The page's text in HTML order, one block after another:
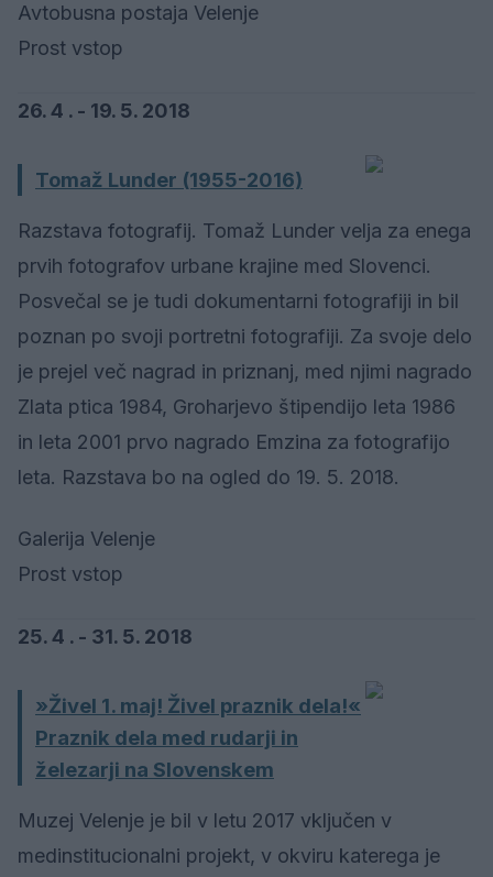
Avtobusna postaja Velenje
Prost vstop
26. 4 . - 19. 5. 2018
Tomaž Lunder (1955-2016)
Razstava fotografij. Tomaž Lunder velja za enega
prvih fotografov urbane krajine med Slovenci.
Posvečal se je tudi dokumentarni fotografiji in bil
poznan po svoji portretni fotografiji. Za svoje delo
je prejel več nagrad in priznanj, med njimi nagrado
Zlata ptica 1984, Groharjevo štipendijo leta 1986
in leta 2001 prvo nagrado Emzina za fotografijo
leta. Razstava bo na ogled do 19. 5. 2018.
Galerija Velenje
Prost vstop
25. 4 . - 31. 5. 2018
»Živel 1. maj! Živel praznik dela!«
Praznik dela med rudarji in
železarji na Slovenskem
Muzej Velenje je bil v letu 2017 vključen v
medinstitucionalni projekt, v okviru katerega je